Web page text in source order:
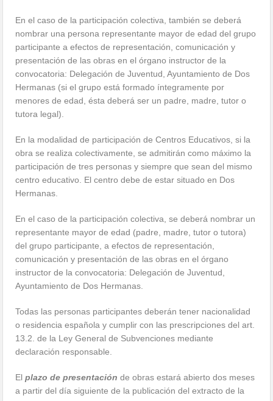
En el caso de la participación colectiva, también se deberá
nombrar una persona representante mayor de edad del grupo
participante a efectos de representación, comunicación y
presentación de las obras en el órgano instructor de la
convocatoria: Delegación de Juventud, Ayuntamiento de Dos
Hermanas (si el grupo está formado íntegramente por
menores de edad, ésta deberá ser un padre, madre, tutor o
tutora legal).
En la modalidad de participación de Centros Educativos, si la
obra se realiza colectivamente, se admitirán como máximo la
participación de tres personas y siempre que sean del mismo
centro educativo. El centro debe de estar situado en Dos
Hermanas.
En el caso de la participación colectiva, se deberá nombrar un
representante mayor de edad (padre, madre, tutor o tutora)
del grupo participante, a efectos de representación,
comunicación y presentación de las obras en el órgano
instructor de la convocatoria: Delegación de Juventud,
Ayuntamiento de Dos Hermanas.
Todas las personas participantes deberán tener nacionalidad
o residencia española y cumplir con las prescripciones del art.
13.2. de la Ley General de Subvenciones mediante
declaración responsable.
Elplazo de presentación de obras estará abierto dos meses
a partir del día siguiente de la publicación del extracto de la